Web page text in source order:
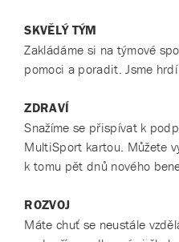
SKVĚLÝ TÝM
Zakládáme si na týmové
pomoci a poradit. Jsme
ZDRAVÍ
Snažíme se přispívat k
MultiSport kartou. Můžete
k tomu pět dnů nového
ROZVOJ
Máte chuť se neustále